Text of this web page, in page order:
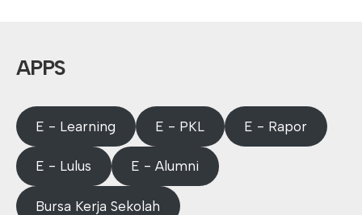
APPS
E - Learning E - PKL E - Rapor
E - Lulus E - Alumni
Bursa Kerja Sekolah